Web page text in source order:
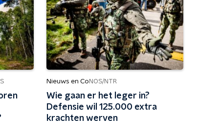
Nieuws en Co NOS/NTR
Wie gaan er het leger in?
Defensie wil 125.000 extra
krachten werven